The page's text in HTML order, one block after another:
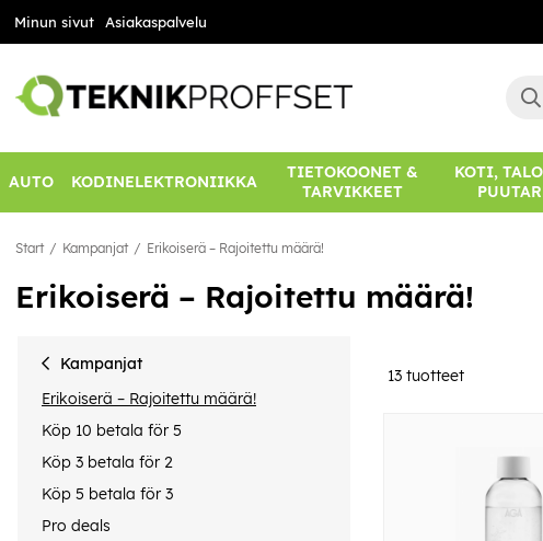
Minun sivut Asiakaspalvelu
AUTO KODINELEKTRONIIKKA
TIETOKOONET &
TARVIKKEET
KOTI,
Start Kampanjat Erikoiserä – Rajoitettu määrä!
Erikoiserä – Rajoitettu määrä!
Kampanjat
Erikoiserä – Rajoitettu määrä!
Köp 10 betala för 5
Köp 3 betala för 2
Köp 5 betala för 3
Pro deals
13 tuotteet